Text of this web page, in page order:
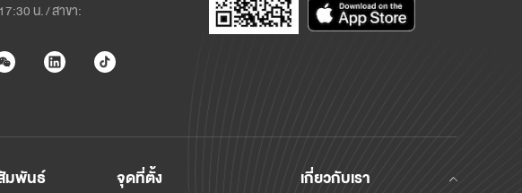
น./สาขา:
มพันธ์ จุดที่ตั้ง เกี่ยวกับเรา